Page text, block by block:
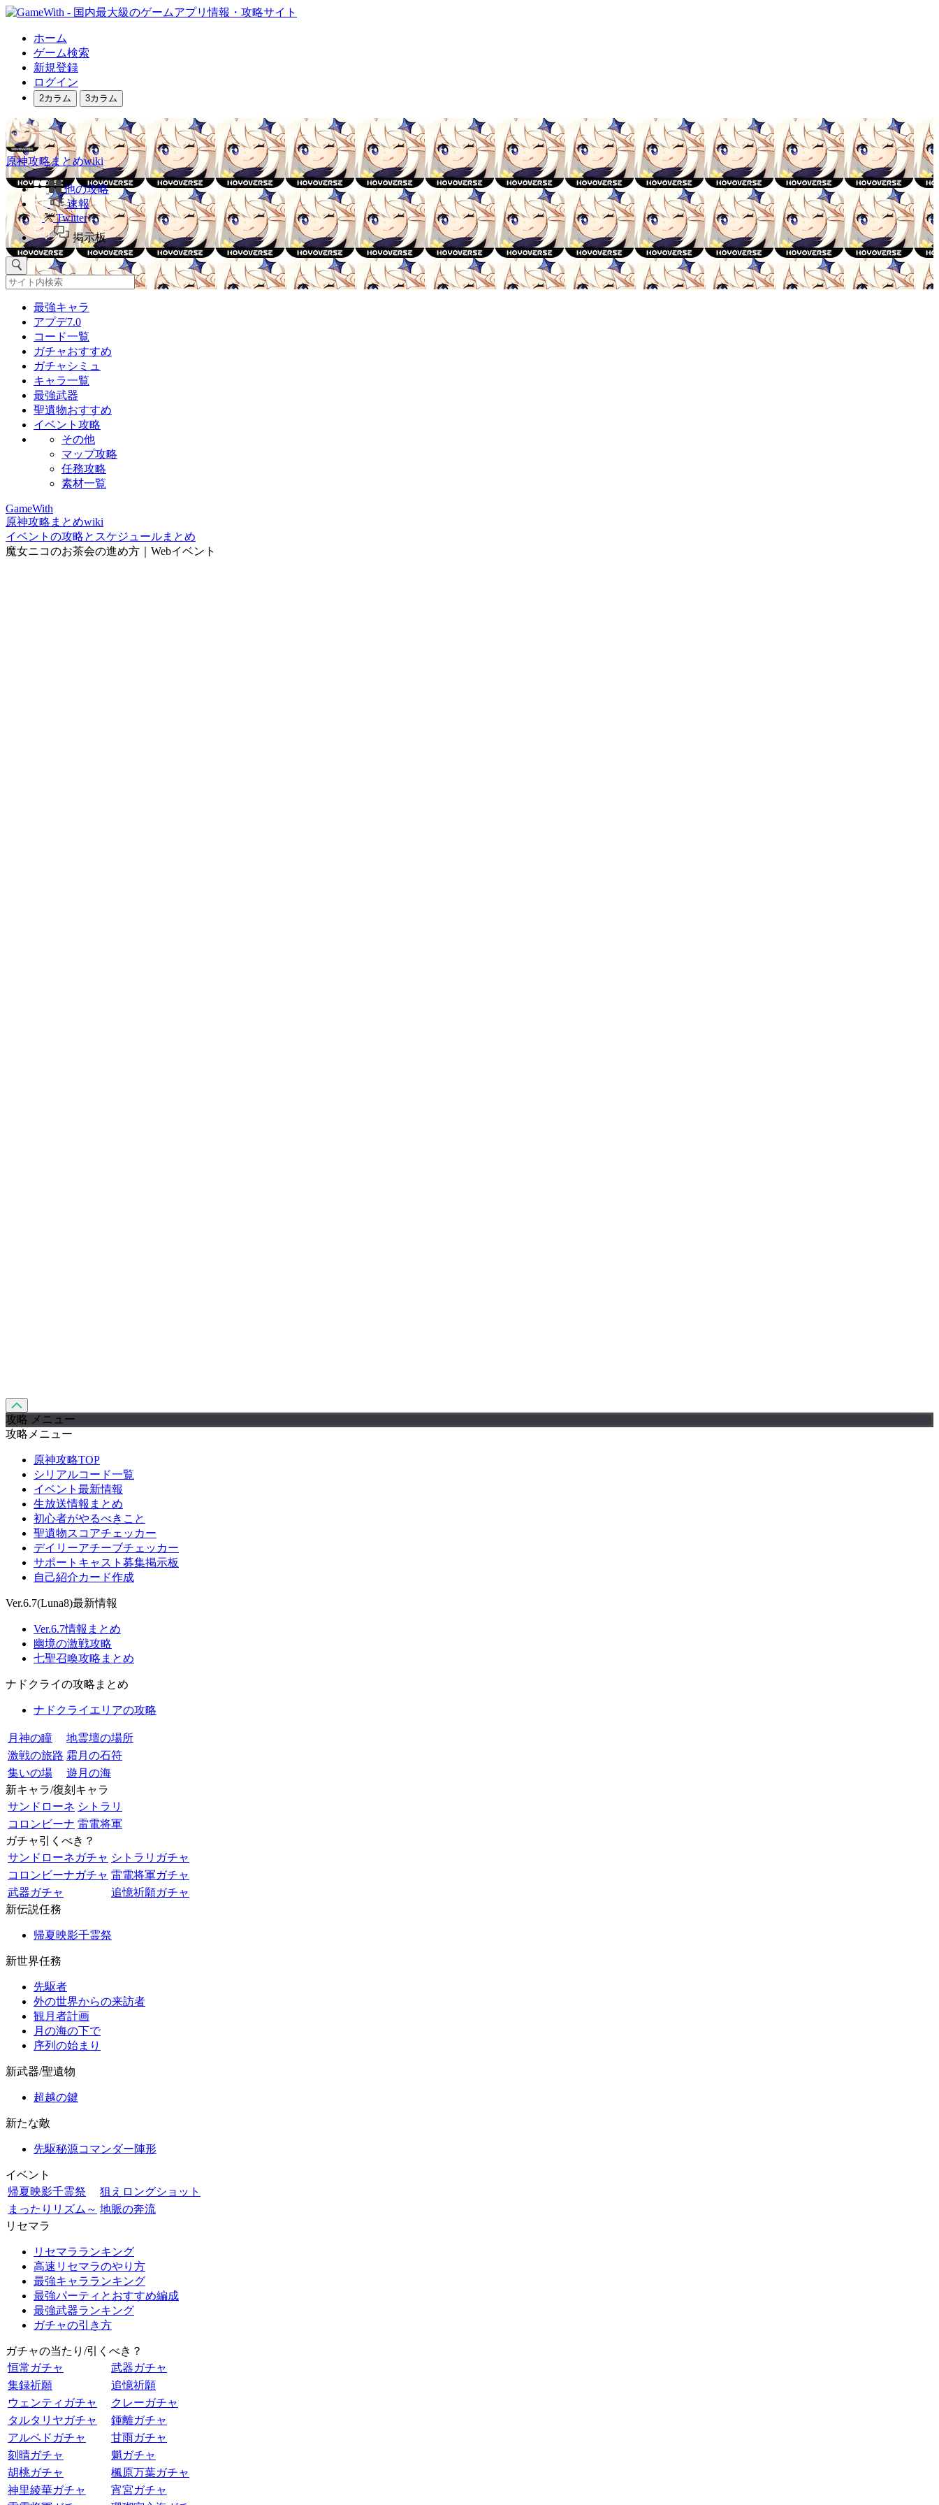
ホーム
ゲーム検索
新規登録
ログイン
2カラム 3カラム
原神攻略まとめwiki
他の攻略
速報
Twitter
掲示板
最強キャラ
アプデ7.0
コード一覧
ガチャおすすめ
ガチャシミュ
キャラ一覧
最強武器
聖遺物おすすめ
イベント攻略
その他
マップ攻略
任務攻略
素材一覧
GameWith
原神攻略まとめwiki
イベントの攻略とスケジュールまとめ
魔女ニコのお茶会の進め方｜Webイベント
攻略 メニュー
攻略メニュー
原神攻略TOP
シリアルコード一覧
イベント最新情報
生放送情報まとめ
初心者がやるべきこと
聖遺物スコアチェッカー
デイリーアチーブチェッカー
サポートキャスト募集掲示板
自己紹介カード作成
Ver.6.7(Luna8)最新情報
Ver.6.7情報まとめ
幽境の激戦攻略
七聖召喚攻略まとめ
ナドクライの攻略まとめ
ナドクライエリアの攻略
月神の瞳
地霊壇の場所
激戦の旅路 霜月の石符
集いの場
遊月の海
新キャラ/復刻キャラ
サンドローネ シトラリ
コロンビーナ 雷電将軍
ガチャ引くべき？
サンドローネガチャ シトラリガチャ
コロンビーナガチャ 雷電将軍ガチャ
武器ガチャ
追憶祈願ガチャ
新伝説任務
帰夏映影千霊祭
新世界任務
先駆者
外の世界からの来訪者
観月者計画
月の海の下で
序列の始まり
新武器/聖遺物
超越の鍵
新たな敵
先駆秘源コマンダー陣形
イベント
帰夏映影千霊祭
狙えロングショット
まったりリズム～ 地脈の奔流
リセマラ
リセマラランキング
高速リセマラのやり方
最強キャラランキング
最強パーティとおすすめ編成
最強武器ランキング
ガチャの引き方
ガチャの当たり/引くべき？
恒常ガチャ
武器ガチャ
集録祈願
追憶祈願
ウェンティガチャ
クレーガチャ
タルタリヤガチャ
鍾離ガチャ
アルベドガチャ
甘雨ガチャ
刻晴ガチャ
魈ガチャ
胡桃ガチャ
楓原万葉ガチャ
神里綾華ガチャ
宵宮ガチャ